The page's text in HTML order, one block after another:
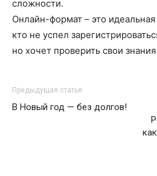
сложности.
Онлайн-формат – это
кто не успел
но хочет проверить свои
Предыдущая статья
В Новый год — без долгов!